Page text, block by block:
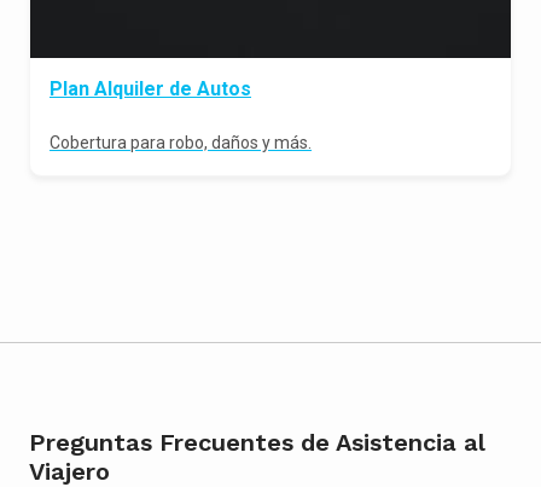
Plan Alquiler de Autos
Cobertura para robo, daños y más.
Preguntas Frecuentes de Asistencia al
Viajero